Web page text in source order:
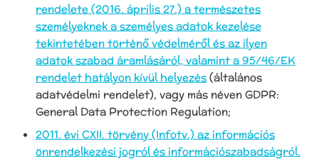
rendelete (2016. április 27.) a természetes
személyeknek a személyes adatok kezelése
tekintetében történő védelméről és az ilyen
adatok szabad áramlásáról, valamint a 95/46/EK
rendelet hatályon kívül helyezés(általános
adatvédelmi rendelet), vagy más néven GDPR:
General Data Protection Regulation;
2011. évi CXII. törvény (Infotv.) az információs
önrendelkezési jogról és információszabadságról.